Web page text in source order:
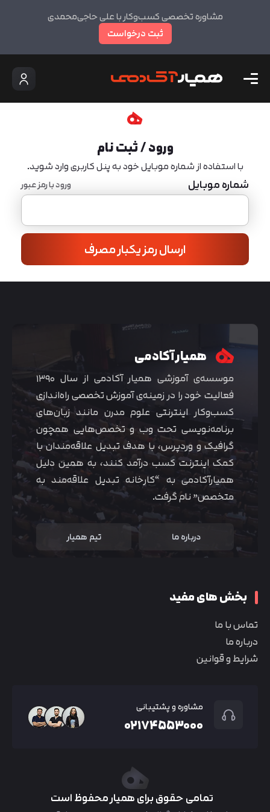
مشاوره تخصصی کسب‌وکار با علی حاجی‌محمدی
ثبت درخواست
ورود / ثبت نام
با استفاده از شماره موبایل خود به پنل کاربری وارد شوید.
شماره موبایل ورود با رمز عبور
ارسال رمز یکبار مصرف
همیار آکادمی
موسسه‌ی آموزشی همیار آکادمی از سال ۱۳۹۰
فعالیت خود را در زمینه‌ی آموزش تخصصی راه‌اندازی
کسب‌و‌کار اینترنتی علوم مدرن مانند زبان‌های
برنامه‌نویسی تحت وب و تخصص‌هایی همچون
گرافیک و وردپرس، با هدف تبدیل علاقه‌مندان با
کمک اینترنت کسب درآمد کنند، به همین دلیل
همیارآکادمی به “کارخانه تبدیل علاقه‌مند به
متخصص” نام گرفت.
درباره ما تیم همیار
بخش های مفید
تماس با ما
درباره ما
شرایط و قوانین
مشاوره و پشتیبانی
۰۲۱۷۴۵۵۳۰۰۰
تمامی حقوق برای همیار محفوظ است
متوجه شدم